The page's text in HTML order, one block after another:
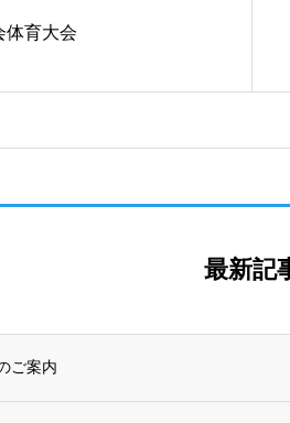
体育大会
最新記
ご案内